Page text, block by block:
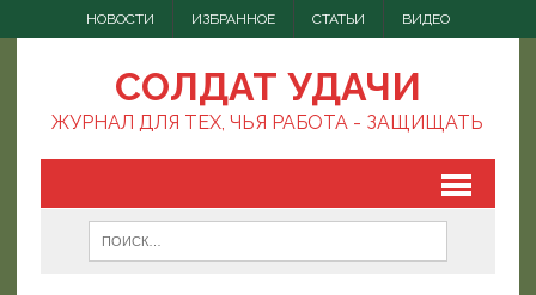
НОВОСТИ ИЗБРАННОЕ СТАТЬИ ВИДЕО
СОЛДАТ УДАЧИ
ЖУРНАЛ ДЛЯ ТЕХ, ЧЬЯ РАБОТА - ЗАЩИЩАТЬ